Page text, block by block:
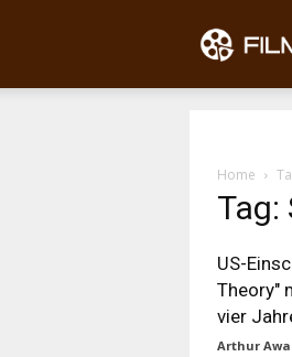
Home
Tag:
US-
Theory"
vier
Arthur